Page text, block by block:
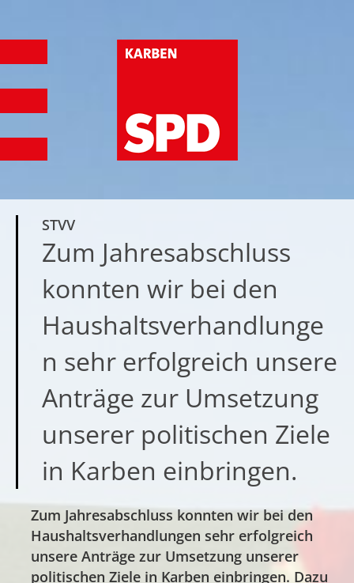
STVV
Zum Jahresabschluss
konnten wir bei den
Haushaltsverhandlunge
n sehr erfolgreich unsere
Anträge zur Umsetzung
unserer politischen Ziele
in Karben einbringen.
Zum Jahresabschluss konnten wir bei den
Haushaltsverhandlungen sehr erfolgreich
unsere Anträge zur Umsetzung unserer
politischen Ziele in Karben einbringen. Dazu